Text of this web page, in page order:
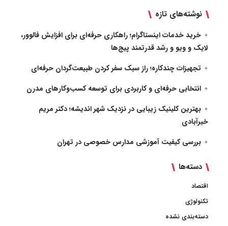
نوشته‌های تازه
خرید خدمات اینستاگرام؛ راهکاری حرفه‌ای برای افزایش فالوور،
لایک و ویو و رشد قدرتمند پیج‌ها
تجهیزات چندکاره؛ راز سبک سفر کردن طبیعت‌گردان حرفه‌ای
انتخابی حرفه‌ای و کاربردی برای توسعه کسب‌وکارهای مدرن
بهترین کلینیک زیبایی در نزدیک شهر اندیشه؛ دکتر مریم
خیرآبادی
بررسی کیفیت آموزشی مدارس خصوصی در تهران
دسته‌ها
اقتصاد
تکنولوژی
دسته‌بندی نشده